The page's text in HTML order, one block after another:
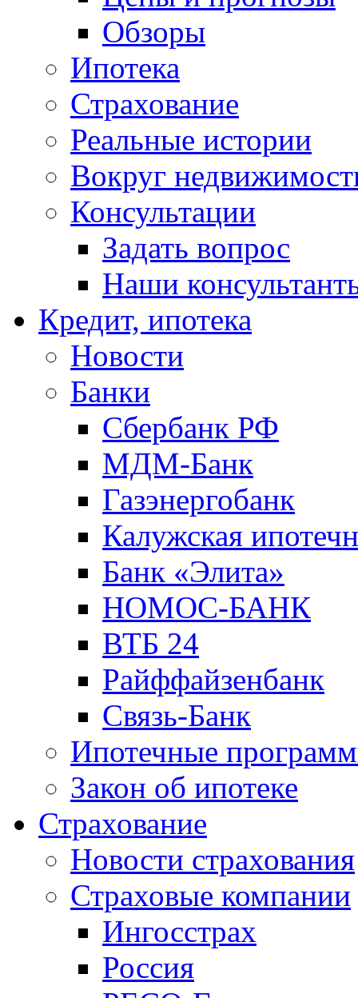
Обзоры
Ипотека
Страхование
Реальные истории
Вокруг
Консультации
Задать вопрос
Наши
Кредит, ипотека
Новости
Банки
Сбербанк РФ
МДМ-Банк
Газэнергобанк
Калужская
Банк «Элита»
НОМОС-БАНК
ВТБ 24
Райффайзенбанк
Связь-Банк
Ипотечные
Закон об ипотеке
Страхование
Новости страхования
Страховые компании
Ингосстрах
Россия